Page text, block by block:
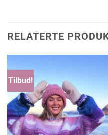
RELATERTE
Tilbud!